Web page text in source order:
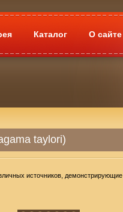
Каталог О сайте
taylori)
источников, демонстрирующие